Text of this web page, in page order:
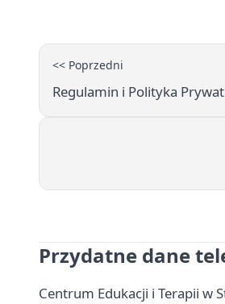
<< Poprzedni
Regulamin i Polityka
Przydatne dane
Centrum Edukacji i Terapii w